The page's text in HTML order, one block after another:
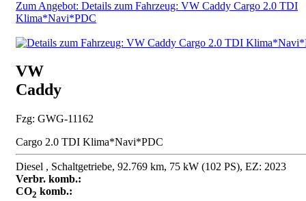
Zum Angebot: Details zum Fahrzeug: VW Caddy Cargo 2.0 TDI
Klima*Navi*PDC
VW
Caddy
Fzg: GWG-11162
Cargo 2.0 TDI Klima*Navi*PDC
Diesel , Schaltgetriebe, 92.769 km, 75 kW (102 PS), EZ: 2023
Verbr. komb.:
CO2 komb.: